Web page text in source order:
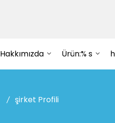
Hakkımızda Ürün:% s
şirket Profili